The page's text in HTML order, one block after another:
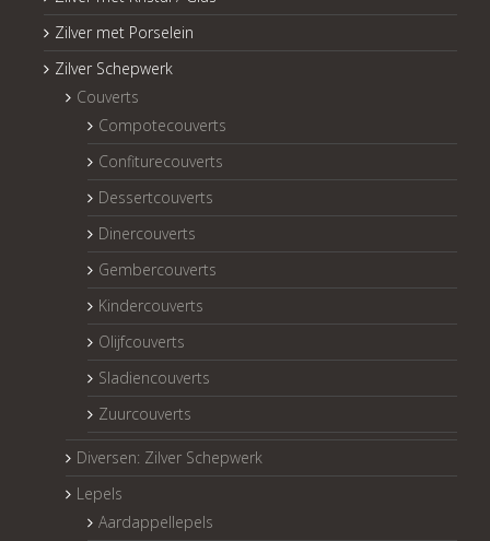
Zilver met Porselein
Zilver Schepwerk
Couverts
Compotecouverts
Confiturecouverts
Dessertcouverts
Dinercouverts
Gembercouverts
Kindercouverts
Olijfcouverts
Sladiencouverts
Zuurcouverts
Diversen: Zilver Schepwerk
Lepels
Aardappellepels